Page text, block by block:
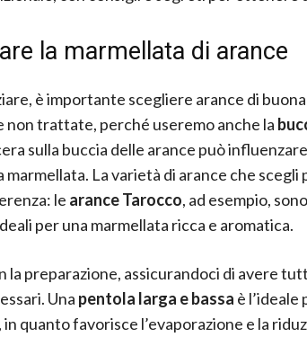
la marmellata di arance
è importante scegliere arance di
non trattate, perché useremo anche la
sulla buccia delle arance può
marmellata. La varietà di arance che scegli
le arance Tarocco, ad esempio,
per una marmellata ricca e aromatica.
la preparazione, assicurandoci di avere
Una pentola larga e bassa è l’ideale
in quanto favorisce l’evaporazione e la